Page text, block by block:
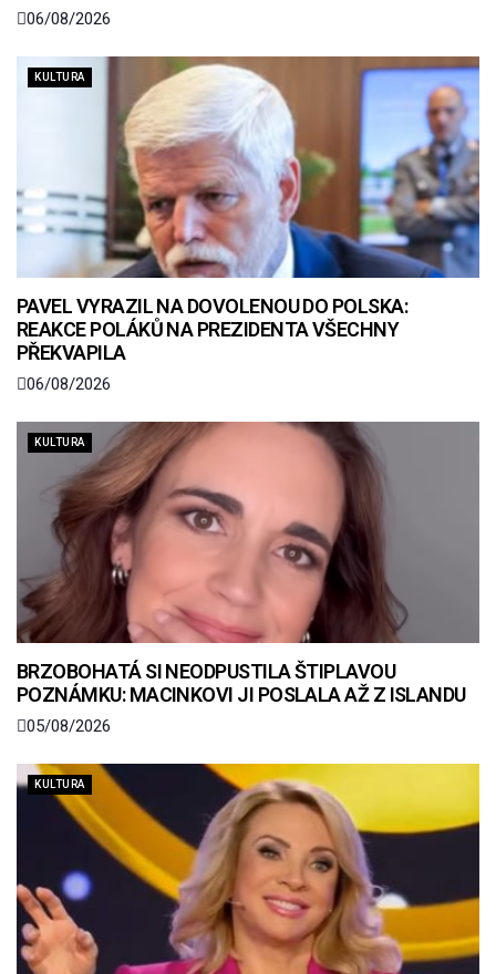
06/08/2026
KULTURA
PAVEL VYRAZIL NA DOVOLENOU DO POLSKA:
REAKCE POLÁKŮ NA PREZIDENTA VŠECHNY
PŘEKVAPILA
06/08/2026
KULTURA
BRZOBOHATÁ SI NEODPUSTILA ŠTIPLAVOU
POZNÁMKU: MACINKOVI JI POSLALA AŽ Z ISLANDU
05/08/2026
KULTURA